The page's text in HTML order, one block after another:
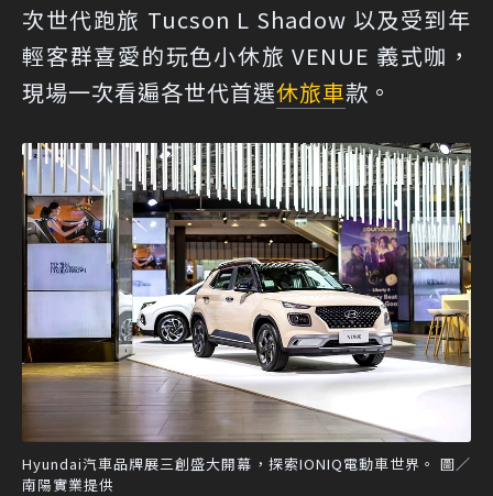
次世代跑旅 Tucson L Shadow 以及受到年
輕客群喜愛的玩色小休旅 VENUE 義式咖，
現場一次看遍各世代首選休旅車款。
Hyundai汽車品牌展三創盛大開幕，探索IONIQ電動車世界。 圖／
南陽實業提供